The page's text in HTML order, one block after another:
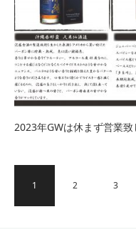
2023年GWは休まず営業致
1 2 3